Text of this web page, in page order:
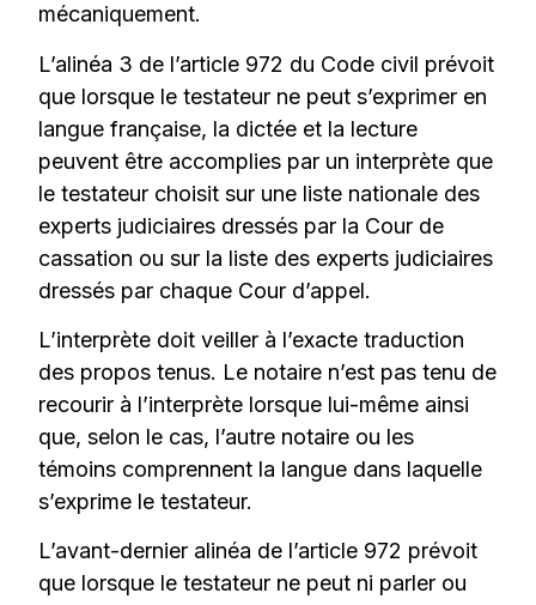
mécaniquement.
L’alinéa 3 de l’article 972 du Code civil prévoit
que lorsque le testateur ne peut s’exprimer en
langue française, la dictée et la lecture
peuvent être accomplies par un interprète que
le testateur choisit sur une liste nationale des
experts judiciaires dressés par la Cour de
cassation ou sur la liste des experts judiciaires
dressés par chaque Cour d’appel.
L’interprète doit veiller à l’exacte traduction
des propos tenus. Le notaire n’est pas tenu de
recourir à l’interprète lorsque lui-même ainsi
que, selon le cas, l’autre notaire ou les
témoins comprennent la langue dans laquelle
s’exprime le testateur.
L’avant-dernier alinéa de l’article 972 prévoit
que lorsque le testateur ne peut ni parler ou